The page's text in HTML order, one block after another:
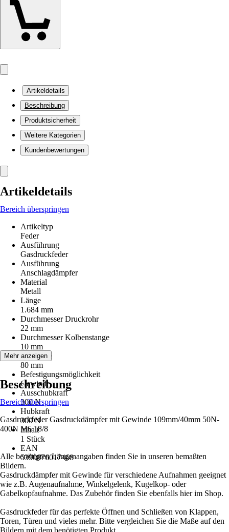
Artikeldetails
Beschreibung
Produktsicherheit
Weitere Kategorien
Kundenbewertungen
Artikeldetails
Bereich überspringen
Artikeltyp
Feder
Ausführung
Gasdruckfeder
Ausführung
Anschlagdämpfer
Material
Metall
Länge
1.684 mm
Durchmesser Druckrohr
22 mm
Durchmesser Kolbenstange
10 mm
Hublänge
80 mm
Befestigungsmöglichkeit
Gewinde
Ausschubkraft
300 N
Hubkraft
300 N
Inhalt
1 Stück
EAN
5390876017468
Mehr anzeigen
Beschreibung
Bereich überspringen
Gasdruckfeder Gasdruckdämpfer mit Gewinde 109mm/40mm 50N-
400N M6 18/8
Alle benötigten Längenangaben finden Sie in unseren bemaßten
Bildern.
Gasdruckdämpfer mit Gewinde für verschiedene Aufnahmen geeignet
wie z.B. Augenaufnahme, Winkelgelenk, Kugelkop- oder
Gabelkopfaufnahme. Das Zubehör finden Sie ebenfalls hier im Shop.
Gasdruckfeder für das perfekte Öffnen und Schließen von Klappen,
Toren, Türen und vieles mehr. Bitte vergleichen Sie die Maße auf den
Bildern mit dem benötigten Produkt.